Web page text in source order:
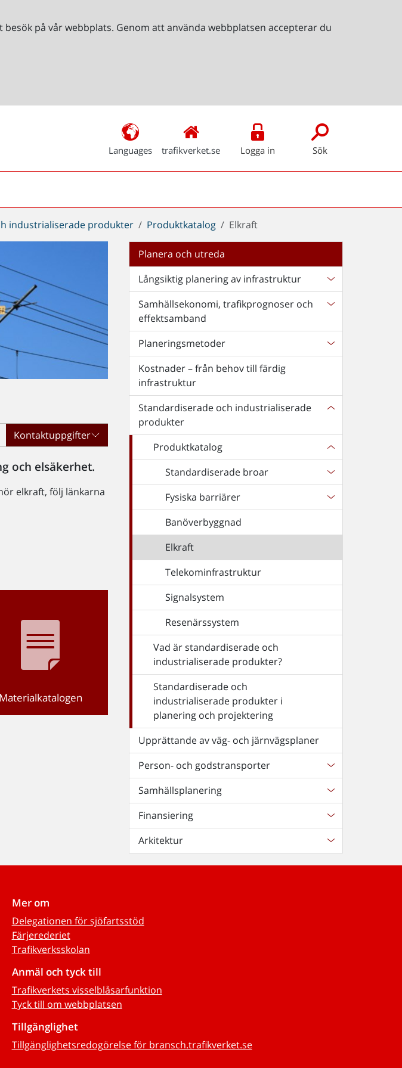
på vår webbplats. Genom att använda webbplatsen accepterar du
Languages trafikverket.se Logga in Sök
industrialiserade produkter Produktkatalog Elkraft
Kontaktuppgifter
och elsäkerhet.
elkraft, följ länkarna
Materialkatalogen
Planera och utreda
Långsiktig planering av infrastruktur
Samhällsekonomi, trafikprognoser och
effektsamband
Planeringsmetoder
Kostnader – från behov till färdig
infrastruktur
Standardiserade och industrialiserade
produkter
Produktkatalog
Standardiserade broar
Fysiska barriärer
Banöverbyggnad
Elkraft
Telekominfrastruktur
Signalsystem
Resenärssystem
Vad är standardiserade och
industrialiserade produkter?
Standardiserade och
industrialiserade produkter i
planering och projektering
Upprättande av väg- och järnvägsplaner
Person- och godstransporter
Samhällsplanering
Finansiering
Arkitektur
Mer om
Delegationen för sjöfartsstöd
Färjerederiet
Trafikverksskolan
Anmäl och tyck till
Trafikverkets visselblåsarfunktion
Tyck till om webbplatsen
Tillgänglighet
Tillgänglighetsredogörelse för bransch.trafikverket.se